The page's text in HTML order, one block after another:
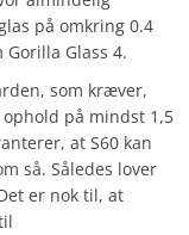
på omkring 0.4
Gorilla Glass 4.
som kræver,
på mindst 1,5
at S60 kan
så. Således lover
er nok til, at